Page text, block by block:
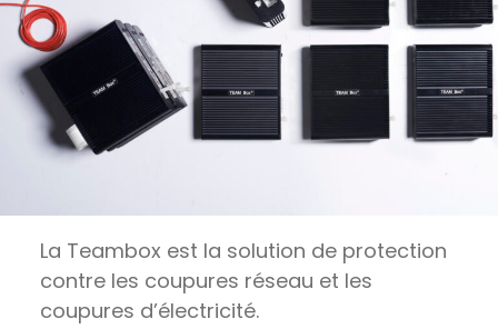
La Teambox est la solution de protection
contre les coupures réseau et les
coupures d’électricité.